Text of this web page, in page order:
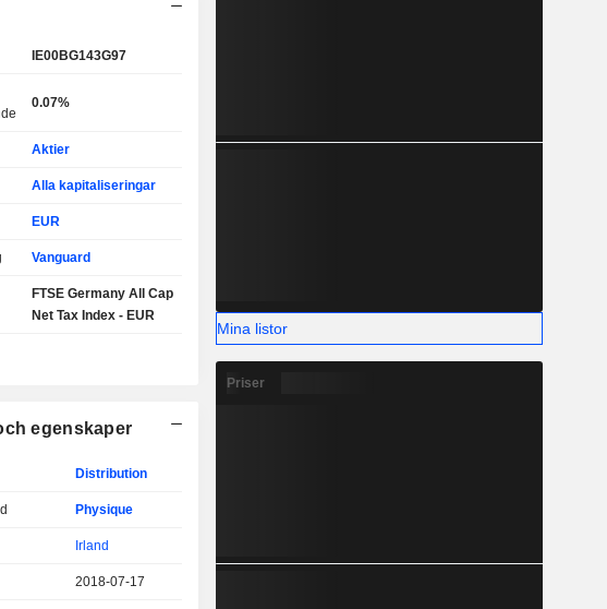
IE00BG143G97
0.07%
Aktier
Alla kapitaliseringar
EUR
Vanguard
FTSE Germany All Cap
Net Tax Index - EUR
egenskaper
Distribution
Physique
Irland
2018-07-17
Mina listor
Priser